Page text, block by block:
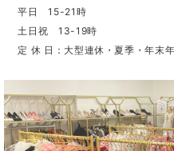
平日 15-21時
土日祝 13-19時
定 休 日：大型連休・夏季・年末